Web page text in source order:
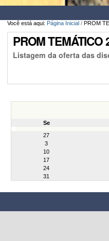
Você está aqui: Página Inicial / PROM
PROM TEMÁTICO
Listagem da oferta das
Se
27
3
10
17
24
31